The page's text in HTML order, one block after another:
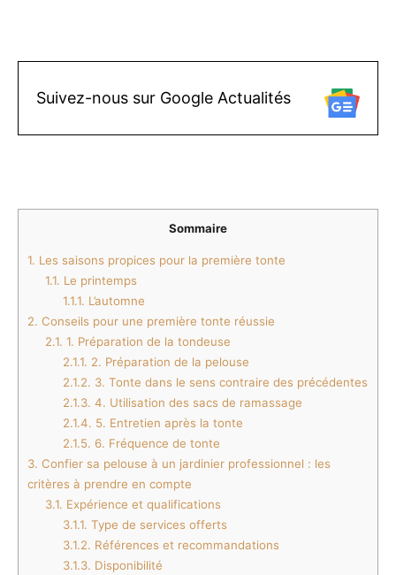
Suivez-nous sur Google Actualités
Sommaire
1. Les saisons propices pour la première tonte
1.1. Le printemps
1.1.1. L’automne
2. Conseils pour une première tonte réussie
2.1. 1. Préparation de la tondeuse
2.1.1. 2. Préparation de la pelouse
2.1.2. 3. Tonte dans le sens contraire des précédentes
2.1.3. 4. Utilisation des sacs de ramassage
2.1.4. 5. Entretien après la tonte
2.1.5. 6. Fréquence de tonte
3. Confier sa pelouse à un jardinier professionnel : les
critères à prendre en compte
3.1. Expérience et qualifications
3.1.1. Type de services offerts
3.1.2. Références et recommandations
3.1.3. Disponibilité